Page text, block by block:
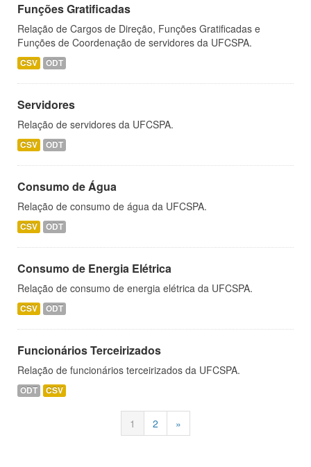
Funções Gratificadas
Relação de Cargos de Direção, Funções Gratificadas e
Funções de Coordenação de servidores da UFCSPA.
CSV ODT
Servidores
Relação de servidores da UFCSPA.
CSV ODT
Consumo de Água
Relação de consumo de água da UFCSPA.
CSV ODT
Consumo de Energia Elétrica
Relação de consumo de energia elétrica da UFCSPA.
CSV ODT
Funcionários Terceirizados
Relação de funcionários terceirizados da UFCSPA.
ODT CSV
1 2 »